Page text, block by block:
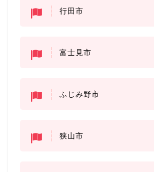
行田市
富士見市
ふじみ野市
狭山市